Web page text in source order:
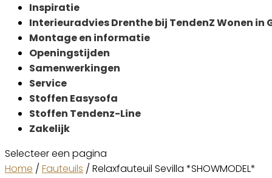
Inspiratie
Interieuradvies Drenthe bij TendenZ Wonen in
Montage en informatie
Openingstijden
Samenwerkingen
Service
Stoffen Easysofa
Stoffen Tendenz-Line
Zakelijk
Selecteer een pagina
Home / Fauteuils / Relaxfauteuil Sevilla *SHOWMODEL*